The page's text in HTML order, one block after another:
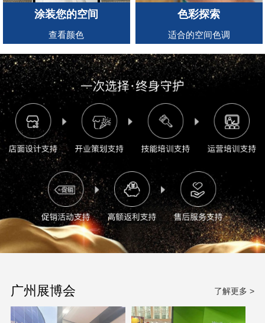
涂装您的空间
查看颜色
色彩探索
适合的空间色调
广州展博会 了解更多 >